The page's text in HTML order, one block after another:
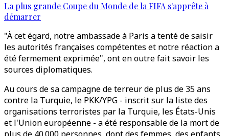
La plus grande Coupe du Monde de la FIFA s'apprête à
démarrer
"À cet égard, notre ambassade à Paris a tenté de saisir
les autorités françaises compétentes et notre réaction a
été fermement exprimée", ont en outre fait savoir les
sources diplomatiques.
Au cours de sa campagne de terreur de plus de 35 ans
contre la Turquie, le PKK/YPG - inscrit sur la liste des
organisations terroristes par la Turquie, les États-Unis
et l'Union européenne - a été responsable de la mort de